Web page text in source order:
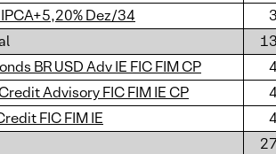
Dez/34
BR USD Adv IE FIC FIM CP
Advisory FIC FIM IE CP
FIC FIM IE